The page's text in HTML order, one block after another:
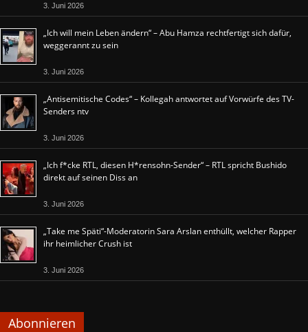
3. Juni 2026
„Ich will mein Leben ändern“ – Abu Hamza rechtfertigt sich dafür,
weggerannt zu sein
3. Juni 2026
„Antisemitische Codes“ – Kollegah antwortet auf Vorwürfe des TV-
Senders ntv
3. Juni 2026
„Ich f*cke RTL, diesen H*rensohn-Sender“ – RTL spricht Bushido
direkt auf seinen Diss an
3. Juni 2026
„Take me Späti“-Moderatorin Sara Arslan enthüllt, welcher Rapper
ihr heimlicher Crush ist
3. Juni 2026
Abonnieren